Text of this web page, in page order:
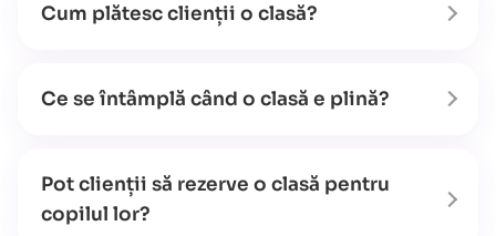
Cum plătesc clienții o clasă?
Ce se întâmplă când o clasă e plină?
Pot clienții să rezerve o clasă pentru
copilul lor?